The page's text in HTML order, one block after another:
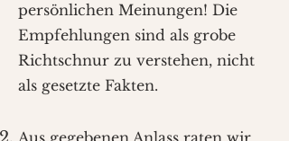
persönlichen Meinungen! Die
Empfehlungen sind als grobe
Richtschnur zu verstehen, nicht
als gesetzte Fakten.
Aus gegebenen Anlass raten wir